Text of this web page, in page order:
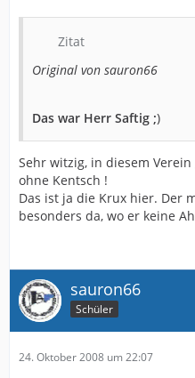
Zitat
Original von sauron66
Das war Herr Saftig ;)
Sehr witzig, in diesem
ohne Kentsch !
Das ist ja die Krux hier. Der
besonders da, wo er keine
sauron66
Schüler
24. Oktober 2008 um 22:07